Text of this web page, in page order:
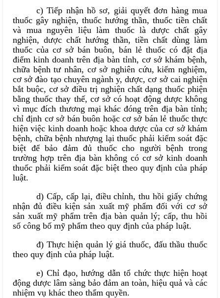
c) Tiếp nhận hồ sơ, giải quyết đơn hàng mua
thuốc gây nghiện, thuốc hướng thần, thuốc tiền chất
và mua nguyên liệu làm thuốc là dược chất gây
nghiện, dược chất hướng thần, tiền chất dùng làm
thuốc của cơ sở bán buôn, bán lẻ thuốc có đặt địa
điểm kinh doanh trên địa bàn tỉnh, cơ sở khám bệnh,
chữa bệnh tư nhân, cơ sở nghiên cứu, kiểm nghiệm,
cơ sở đào tạo chuyên ngành y, dược, cơ sở cai nghiện
bắt buộc, cơ sở điều trị nghiện chất dạng thuốc phiện
bằng thuốc thay thế, cơ sở có hoạt động dược không
vì mục đích thương mại khác đóng trên địa bàn tỉnh;
chỉ định cơ sở bán buôn hoặc cơ sở bán lẻ thuốc thực
hiện việc kinh doanh hoặc khoa dược của cơ sở khám
bệnh, chữa bệnh nhượng lại thuốc phải kiểm soát đặc
biệt để bảo đảm đủ thuốc cho người bệnh trong
trường hợp trên địa bàn không có cơ sở kinh doanh
thuốc phải kiểm soát đặc biệt theo quy định của pháp
luật.
d) Cấp, cấp lại, điều chỉnh, thu hồi giấy chứng
nhận đủ điều kiện sản xuất mỹ phẩm đối với cơ sở
sản xuất mỹ phẩm trên địa bàn quản lý; cấp, thu hồi
số công bố mỹ phẩm theo quy định của pháp luật.
đ) Thực hiện quản lý giá thuốc, đấu thầu thuốc
theo quy định của pháp luật.
e) Chỉ đạo, hướng dẫn tổ chức thực hiện hoạt
động dược lâm sàng bảo đảm an toàn, hiệu quả và các
nhiệm vụ khác theo thẩm quyền.